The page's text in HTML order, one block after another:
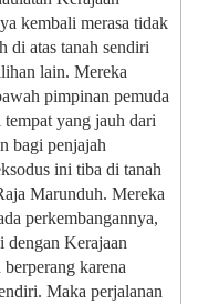
kembali merasa tidak
di atas tanah sendiri
lain. Mereka
pimpinan pemuda
yang jauh dari
bagi penjajah
ini tiba di tanah
Marunduh. Mereka
perkembangannya,
dengan Kerajaan
karena
Maka perjalanan